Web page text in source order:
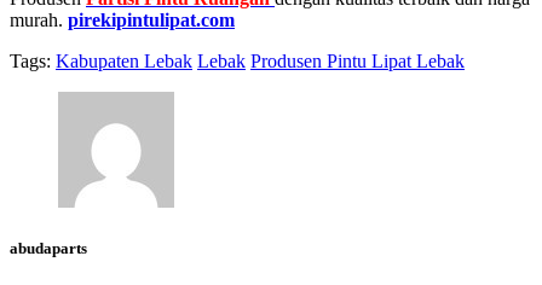
murah. pirekipintulipat.com
Tags: Kabupaten Lebak Lebak Produsen Pintu Lipat Lebak
abudaparts